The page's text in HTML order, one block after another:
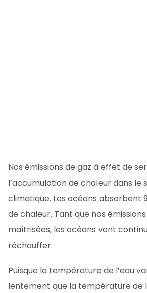
Nos émissions de gaz à effet de
l’accumulation de chaleur dans le
climatique. Les océans absorbent
de chaleur. Tant que nos
maîtrisées, les océans vont
réchauffer.
Puisque la température de l’eau
lentement que la température de